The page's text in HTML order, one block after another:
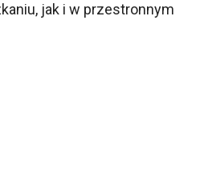
jak i w przestronnym